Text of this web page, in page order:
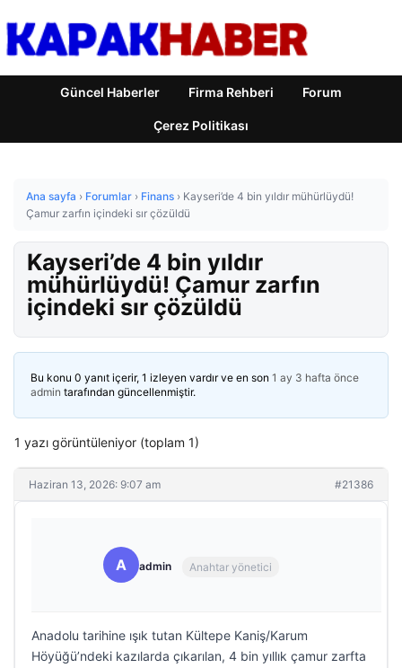
Güncel Haberler Firma Rehberi Forum
Çerez Politikası
Ana sayfa › Forumlar › Finans › Kayseri’de 4 bin yıldır mühürlüydü!
Çamur zarfın içindeki sır çözüldü
Kayseri’de 4 bin yıldır
mühürlüydü! Çamur zarfın
içindeki sır çözüldü
Bu konu 0 yanıt içerir, 1 izleyen vardır ve en son 1 ay 3 hafta önce
admin tarafından güncellenmiştir.
1 yazı görüntüleniyor (toplam 1)
Haziran 13, 2026: 9:07 am #21386
A admin Anahtar yönetici
Anadolu tarihine ışık tutan Kültepe Kaniş/Karum
Höyüğü’ndeki kazılarda çıkarılan, 4 bin yıllık çamur zarfta